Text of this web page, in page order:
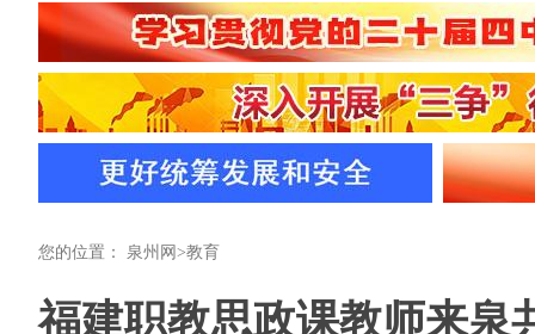
您的位置： 泉州网 >教育
福建职教思政课教师来泉